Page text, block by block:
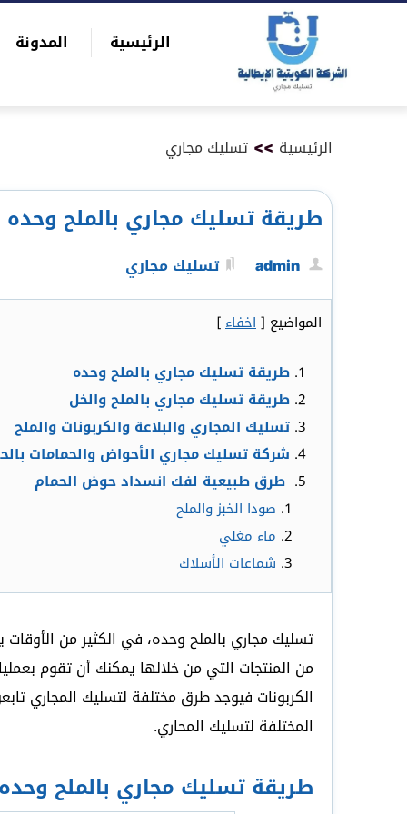
الرئيسية المدونة
الرئيسية >> تسليك مجاري
طريقة تسليك مجاري بالملح وحده |
admin تسليك مجاري
المواضيع [اخفاء]
طريقة تسليك مجاري بالملح وحده
طريقة تسليك مجاري بالملح والخل
تسليك المجاري والبلاعة والكربونات والملح
شركة تسليك مجاري الأحواض والحمامات
طرق طبيعية لفك انسداد حوض الحمام
صودا الخبز والملح
ماء مغلي
شماعات الأسلاك
تسليك مجاري بالملح وحده، في الكثير من الأوقات
من المنتجات التي من خلالها يمكنك أن تقوم
الكربونات فيوجد طرق مختلفة لتسليك المجاري
المختلفة لتسليك المحاري.
طريقة تسليك مجاري بالملح